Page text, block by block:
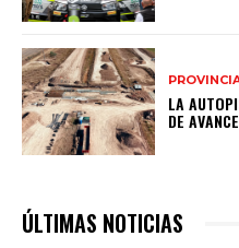
LA
DE
ÚLTIMAS NOTICIAS